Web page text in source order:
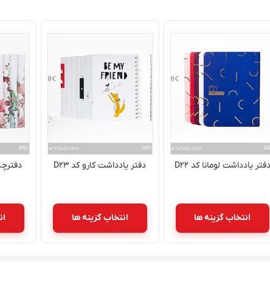
دفتر یادداشت لومانا کد D۲۲
انتخاب گزینه ها
دفتر یادداشت کارو کد D۲۳
انتخاب گزینه ها